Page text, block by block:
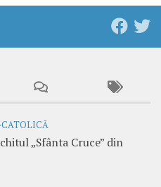
CATOLICĂ
„Sfânta Cruce” din